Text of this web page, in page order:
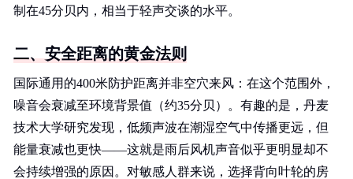
制在45分贝内，相当于轻声交谈的水平。
二、安全距离的黄金法则
国际通用的400米防护距离并非空穴来风：在这个范围外，
噪音会衰减至环境背景值（约35分贝）。有趣的是，丹麦
技术大学研究发现，低频声波在潮湿空气中传播更远，但
能量衰减也更快——这就是雨后风机声音似乎更明显却不
会持续增强的原因。对敏感人群来说，选择背向叶轮的房